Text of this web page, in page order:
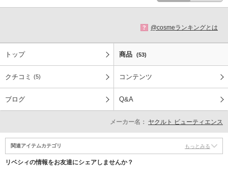
? @cosmeランキングとは
トップ 商品 (53)
クチコミ (5) コンテンツ
ブログ Q&A
メーカー名： ヤクルト ビューティエンス
関連アイテムカテゴリ もっとみる
リベシィの情報をお友達にシェアしませんか？